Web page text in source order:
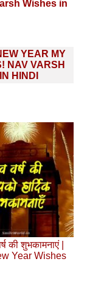
Wishes in
YEAR MY
NAV VARSH
HINDI
की शुभकामनाएं |
Year Wishes